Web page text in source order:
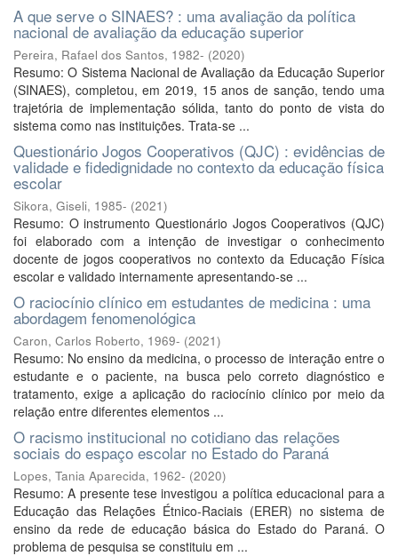
A que serve o SINAES? : uma avaliação da política
nacional de avaliação da educação superior
Pereira, Rafael dos Santos, 1982- (2020)
Resumo: O Sistema Nacional de Avaliação da Educação Superior
(SINAES), completou, em 2019, 15 anos de sanção, tendo uma
trajetória de implementação sólida, tanto do ponto de vista do
sistema como nas instituições. Trata-se ...
Questionário Jogos Cooperativos (QJC) : evidências de
validade e fidedignidade no contexto da educação física
escolar
Sikora, Giseli, 1985- (2021)
Resumo: O instrumento Questionário Jogos Cooperativos (QJC)
foi elaborado com a intenção de investigar o conhecimento
docente de jogos cooperativos no contexto da Educação Física
escolar e validado internamente apresentando-se ...
O raciocínio clínico em estudantes de medicina : uma
abordagem fenomenológica
Caron, Carlos Roberto, 1969- (2021)
Resumo: No ensino da medicina, o processo de interação entre o
estudante e o paciente, na busca pelo correto diagnóstico e
tratamento, exige a aplicação do raciocínio clínico por meio da
relação entre diferentes elementos ...
O racismo institucional no cotidiano das relações
sociais do espaço escolar no Estado do Paraná
Lopes, Tania Aparecida, 1962- (2020)
Resumo: A presente tese investigou a política educacional para a
Educação das Relações Étnico-Raciais (ERER) no sistema de
ensino da rede de educação básica do Estado do Paraná. O
problema de pesquisa se constituiu em ...